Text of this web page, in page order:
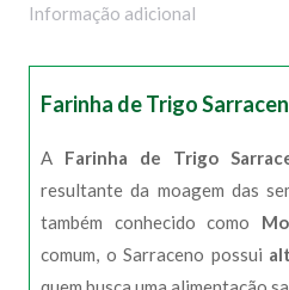
Informação adicional
Farinha de Trigo
A Farinha de Trigo
resultante da moagem das
também conhecido como
comum, o Sarraceno possui